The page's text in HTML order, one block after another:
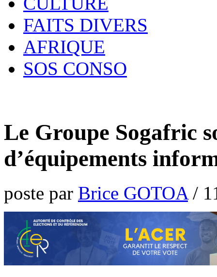
FAITS DIVERS
AFRIQUE
SOS CONSO
Le Groupe Sogafric
d’équipements
poste par Brice GOTOA/